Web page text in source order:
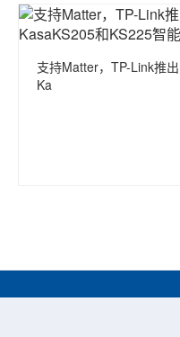
支持Matter，TP-Link推出
Ka